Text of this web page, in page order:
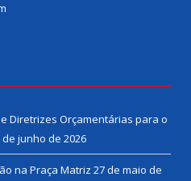
Diretrizes Orçamentárias para o
de junho de 2026
na Praça Matriz 27 de maio de